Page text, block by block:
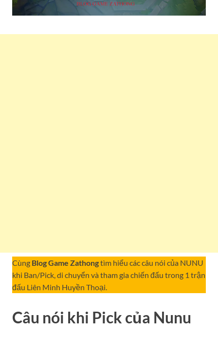
Cùng Blog Game Zathongtìm hiểu các câu nói của NUNU
khi Ban/Pick, di chuyển và tham gia chiến đấu trong 1 trận
đấu Liên Minh Huyền Thoại.
Câu nói khi Pick của Nunu